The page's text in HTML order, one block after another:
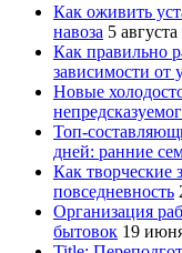
Как оживить
навоза 5
Как правильно
зависимости от
Новые
Топ-
дней: ранние
Как творческие
повседневность
Организация
бытовок 19